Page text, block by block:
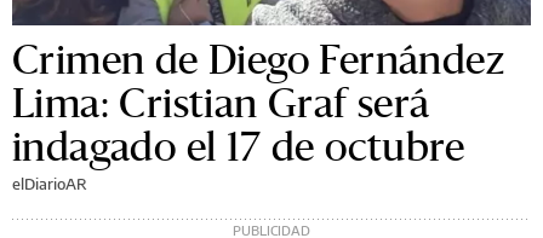
Crimen de Diego Fernández
Lima: Cristian Graf será
indagado el 17 de octubre
elDiarioAR